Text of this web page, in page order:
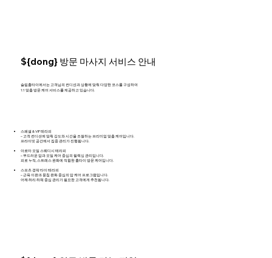
${dong} 방문 마사지 서비스 안내
슬림홈타이에서는 고객님의 컨디션과 상황에 맞춰 다양한 코스를 구성하여
1:1 맞춤 방문 케어 서비스를 제공하고 있습니다.
스페셜 & VIP 테라피
– 고객 컨디션에 맞춰 강도와 시간을 조절하는 프리미엄 맞춤 케어입니다.
프라이빗 공간에서 집중 관리가 진행됩니다.
아로마 오일 스웨디시 테라피
– 부드러운 압과 오일 케어 중심의 릴렉싱 관리입니다.
피로 누적, 스트레스 완화에 적합한 홈타이 방문 케어입니다.
스포츠 경락 타이 테라피
– 근육 이완과 뭉침 완화 중심의 압 케어 프로그램입니다.
어깨·허리·하체 중심 관리가 필요한 고객에게 추천됩니다.